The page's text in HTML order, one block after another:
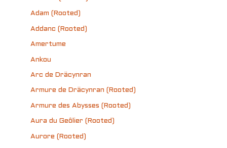
Adam (Rooted)
Addanc (Rooted)
Amertume
Ankou
Arc de Dräcynran
Armure de Dräcynran (Rooted)
Armure des Abysses (Rooted)
Aura du Geôlier (Rooted)
Aurore (Rooted)